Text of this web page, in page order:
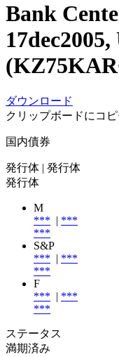
Bank
ダウンロード
クリップボードにコ
国内債券
発行体 | 発行体
発行体
M
*** | ***
***
S&P
*** | ***
***
F
*** | ***
***
ステータス
満期済み